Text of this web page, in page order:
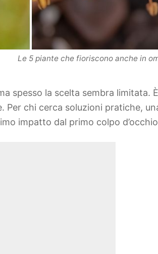
Le 5 piante che fioriscono anche in
spesso la scelta sembra limitata.
chi cerca soluzioni pratiche,
impatto dal primo colpo